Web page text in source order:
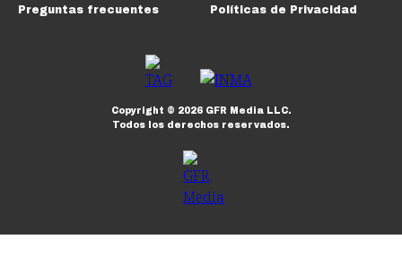
Preguntas frecuentes Políticas de Privacidad
Copyright © 2026GFR Media LLC.
Todos los derechos reservados.